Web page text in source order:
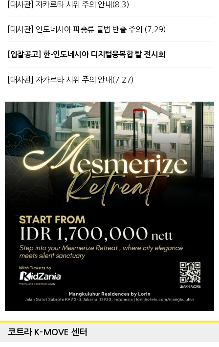
[대사관] 자카르타 시위 주의 안내(8.3)
[대사관] 인도네시아 파충류 불법 반출 주의 (7.29)
[입찰공고] 한-인도네시아 디지털융복합 탈 전시회
[대사관] 자카르타 시위 주의 안내(7.27)
코트라 K-MOVE 센터